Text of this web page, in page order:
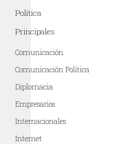
Política
Principales
Comunicación
Comunicación Política
Diplomacia
Empresarios
Internacionales
Internet